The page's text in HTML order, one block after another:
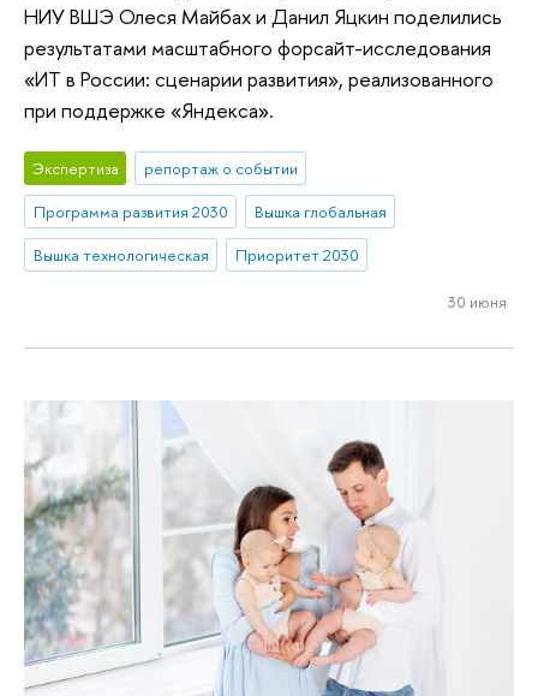
НИУ ВШЭ Олеся Майбах и Данил Яцкин поделились
результатами масштабного форсайт-исследования
«ИТ в России: сценарии развития», реализованного
при поддержке «Яндекса».
Экспертиза
репортаж о событии
Программа развития 2030
Вышка глобальная
Вышка технологическая
Приоритет 2030
30 июня